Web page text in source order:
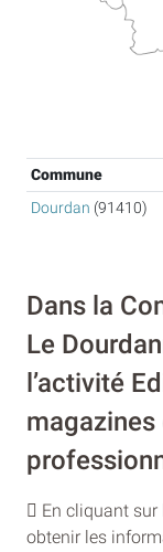
Commune
Dourdan (91410)
Dans la
Le
l’activité
En cliquant
obtenir les